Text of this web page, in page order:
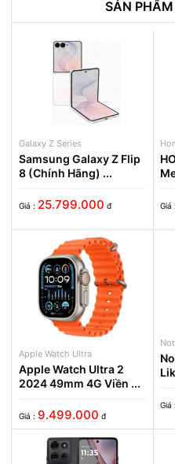
chính hãng
SẢN
Galaxy Z Series
Samsung Galaxy Z Flip
8 (Chính Hãng) ...
Giá : 25.799.000 đ Giá :
Apple Watch Ultra
Apple Watch Ultra 2
2024 49mm 4G Viền ...
Giá : 9.499.000 đ
Giá :